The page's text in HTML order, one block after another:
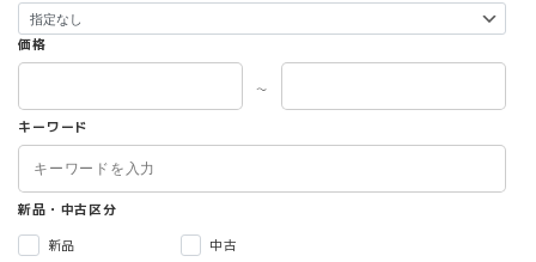
価格
～
キーワード
新品・中古区分
新品
中古